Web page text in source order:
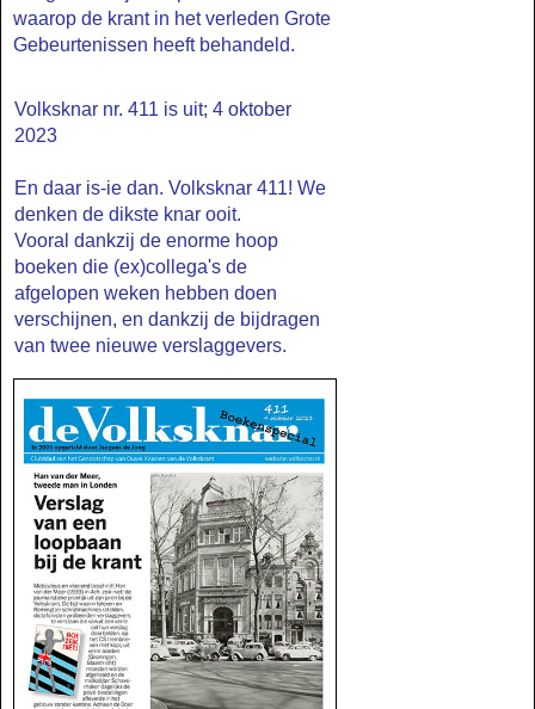
waarop de krant in het verleden Grote
Gebeurtenissen heeft behandeld.
Volksknar nr. 411 is uit; 4 oktober
2023
En daar is-ie dan. Volksknar 411! We
denken de dikste knar ooit.
Vooral dankzij de enorme hoop
boeken die (ex)collega's de
afgelopen weken hebben doen
verschijnen, en dankzij de bijdragen
van twee nieuwe verslaggevers.